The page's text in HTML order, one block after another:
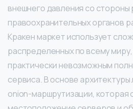
внешнего давления со стороны
правоохранительных органов
Кракен маркет использует
распределенных по всему
практически невозможным
сервиса. В основе
onion-маршрутизации, которая